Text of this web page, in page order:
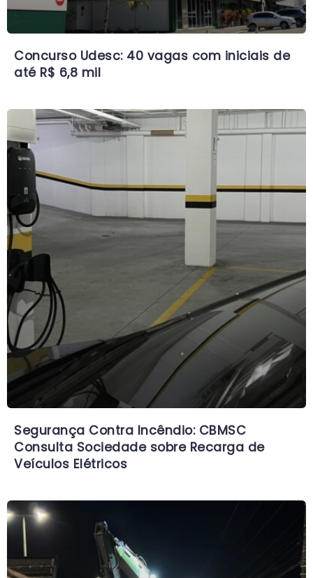
Concurso Udesc: 40 vagas com iniciais de
até R$ 6,8 mil
Segurança Contra Incêndio: CBMSC
Consulta Sociedade sobre Recarga de
Veículos Elétricos